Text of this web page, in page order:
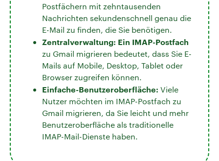
Postfächern mit zehntausenden
Nachrichten sekundenschnell genau die
E-Mail zu finden, die Sie benötigen.
Zentralverwaltung: Ein IMAP-Postfach
zu Gmail migrieren bedeutet, dass Sie E-
Mails auf Mobile, Desktop, Tablet oder
Browser zugreifen können.
Einfache-Benutzeroberfläche: Viele
Nutzer möchten im IMAP-Postfach zu
Gmail migrieren, da Sie leicht und mehr
Benutzeroberfläche als traditionelle
IMAP-Mail-Dienste haben.